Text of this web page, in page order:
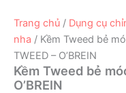
Trang chủ / Dụng cụ
nha / Kềm Tweed bẻ
TWEED – O’BREIN
Kềm Tweed bẻ
O’BREIN